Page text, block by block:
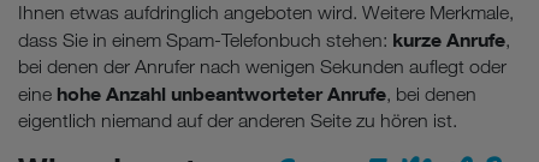
Ihnen etwas aufdringlich angeboten wird. Weitere Merkmale,
dass Sie in einem Spam-Telefonbuch stehen: kurze Anrufe,
bei denen der Anrufer nach wenigen Sekunden auflegt oder
eine hohe Anzahl unbeantworteter Anrufe, bei denen
eigentlich niemand auf der anderen Seite zu hören ist.